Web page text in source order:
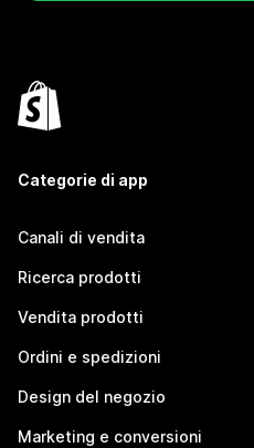
Categorie di app
Canali di vendita
Ricerca prodotti
Vendita prodotti
Ordini e spedizioni
Design del negozio
Marketing e conversioni